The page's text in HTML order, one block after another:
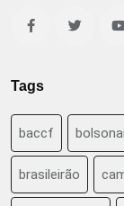
Tags
baccf
brasileirão